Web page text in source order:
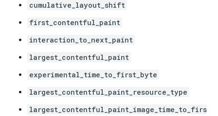
cumulative_layout_shift
first_contentful_paint
interaction_to_next_paint
largest_contentful_paint
experimental_time_to_first_byte
largest_contentful_paint_resource_type
largest_contentful_paint_image_time_to_firs